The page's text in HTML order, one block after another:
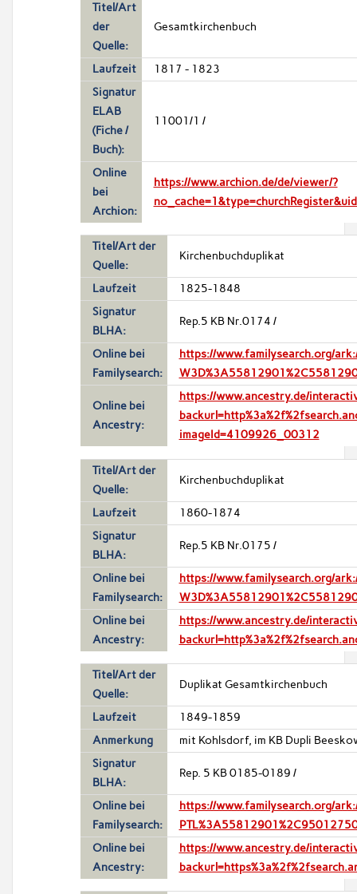
Titel/Art
der
Quelle:
Gesamtkirchenbuch
Laufzeit
1817 - 1823
Signatur
ELAB
(Fiche /
Buch):
11001/1 /
Online
bei
Archion:
https://www.archion.de/de/viewer/?
Titel/Art der
Quelle:
Kirchenbuchduplikat
Laufzeit
1825-1848
Signatur
BLHA:
Rep.5 KB Nr.0174 /
Online bei
Familysearch:
https://www.familysearch.org/
Online bei
Ancestry:
https://www.ancestry.de/
imageId=4109926_00312
Titel/Art der
Quelle:
Kirchenbuchduplikat
Laufzeit
1860-1874
Signatur
BLHA:
Rep.5 KB Nr.0175 /
Online bei
Familysearch:
https://www.familysearch.org/
Online bei
Ancestry:
https://www.ancestry.de/
Titel/Art der
Quelle:
Duplikat Gesamtkirchenbuch
Laufzeit
1849-1859
Anmerkung
mit Kohlsdorf, im KB Dupli
Signatur
BLHA:
Rep. 5 KB 0185-0189 /
Online bei
Familysearch:
https://www.familysearch.org/
Online bei
Ancestry:
https://www.ancestry.de/